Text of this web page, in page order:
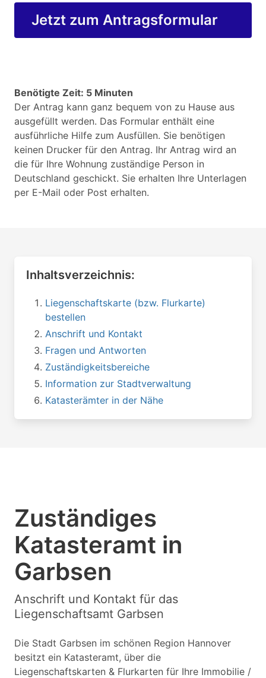
Jetzt zum Antragsformular
Benötigte Zeit: 5 Minuten
Der Antrag kann ganz bequem von zu Hause aus
ausgefüllt werden. Das Formular enthält eine
ausführliche Hilfe zum Ausfüllen. Sie benötigen
keinen Drucker für den Antrag. Ihr Antrag wird an
die für Ihre Wohnung zuständige Person in
Deutschland geschickt. Sie erhalten Ihre Unterlagen
per E-Mail oder Post erhalten.
Inhaltsverzeichnis:
Liegenschaftskarte (bzw. Flurkarte)
bestellen
Anschrift und Kontakt
Fragen und Antworten
Zuständigkeitsbereiche
Information zur Stadtverwaltung
Katasterämter in der Nähe
Zuständiges
Katasteramt in
Garbsen
Anschrift und Kontakt für das
Liegenschaftsamt Garbsen
Die Stadt Garbsen im schönen Region Hannover
besitzt ein Katasteramt, über die
Liegenschaftskarten & Flurkarten für Ihre Immobilie /